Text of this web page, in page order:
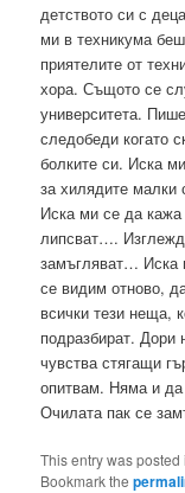
детството си с
ми в техникума
приятелите от
хора. Същото се
университета.
следобеди когато
болките си. Иска
за хилядите малки
Иска ми се да
липсват….
замъгляват… Иска
се видим отново,
всички тези неща,
подразбират. Дори
чувства стягащи
опитвам. Няма и
Очилата пак се
This entry was posted
Bookmark the